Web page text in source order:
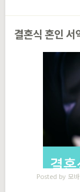
결혼식 혼인 서
Posted by 모